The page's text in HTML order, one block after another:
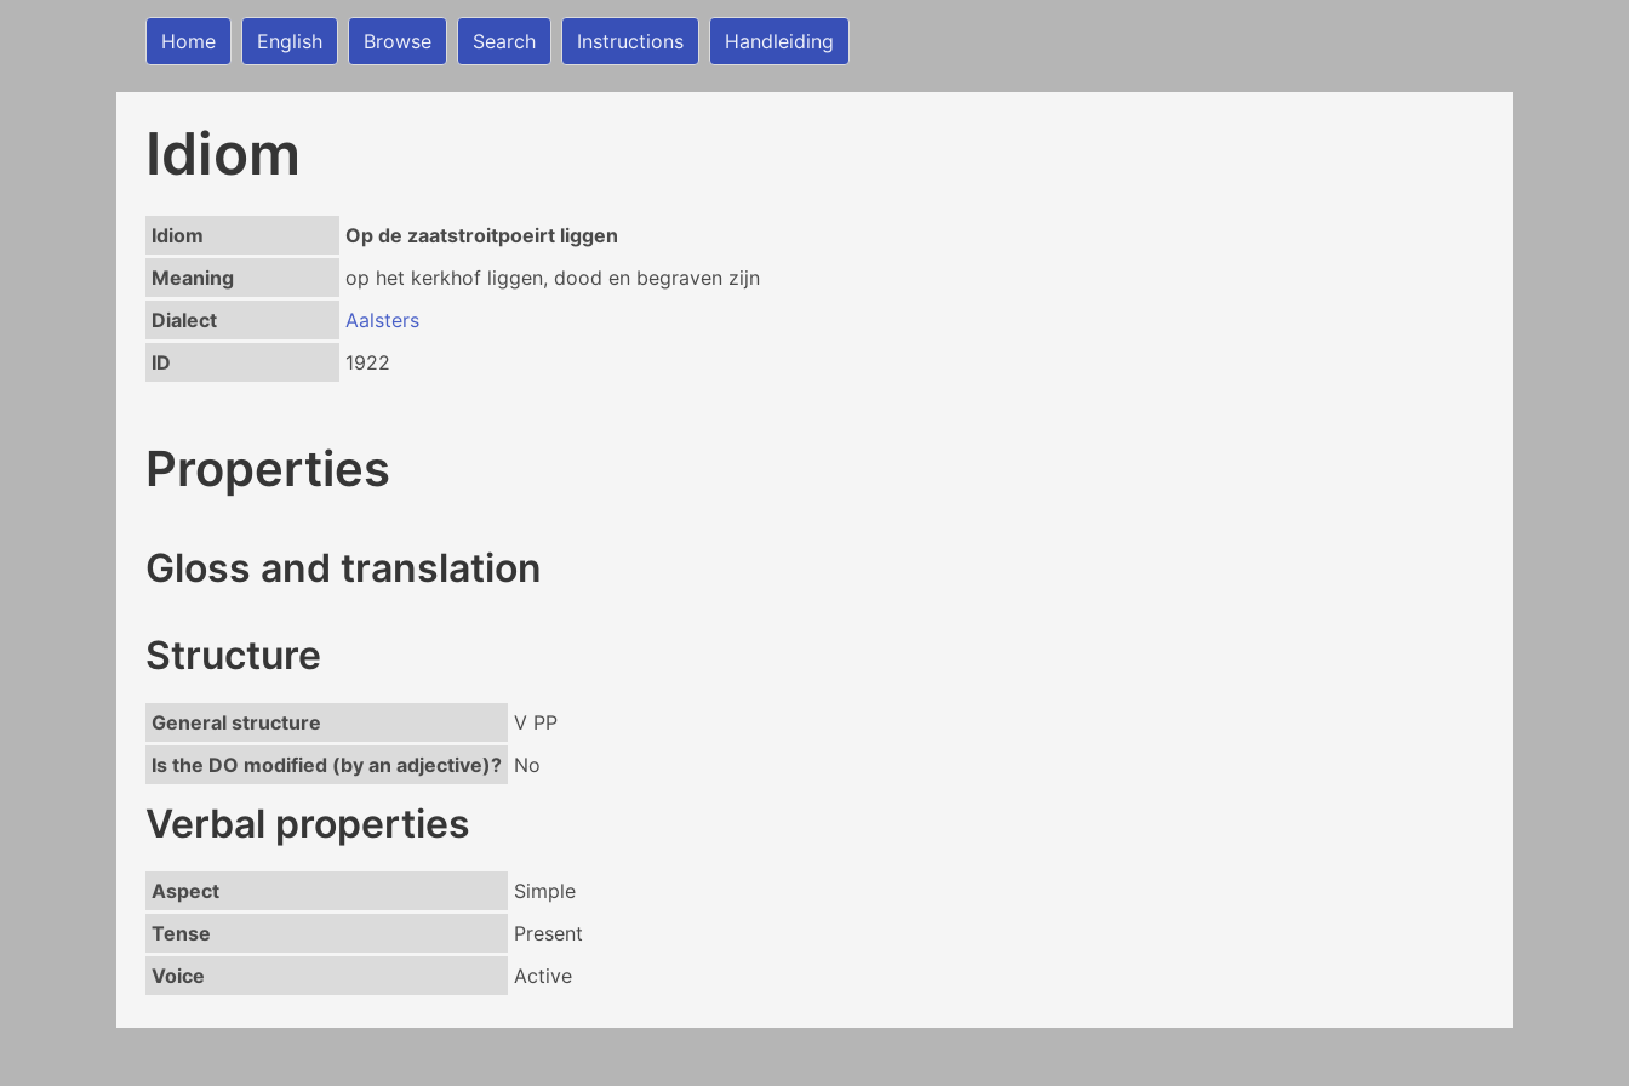
Home English Browse Search Instructions Handleiding
Idiom
Idiom
Op de zaatstroitpoeirt liggen
Meaning
op het kerkhof liggen, dood en begraven zijn
Dialect
Aalsters
ID
1922
Properties
Gloss and translation
Structure
General structure
V PP
Is the DO modified (by an adjective)? No
Verbal properties
Aspect
Simple
Tense
Present
Voice
Active